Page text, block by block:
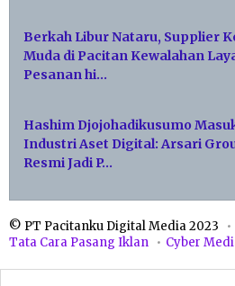
Berkah Libur Nataru, Supplier
Muda di Pacitan Kewalahan
Pesanan hi…
Hashim Djojohadikusumo
Industri Aset Digital: Arsari
Resmi Jadi P…
© PT Pacitanku Digital Media 2023
Tata Cara Pasang Iklan
Cyber